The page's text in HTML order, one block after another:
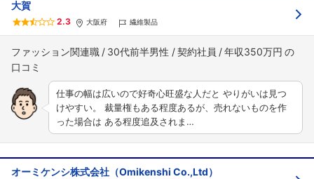
大賀
2.3 大阪府 繊維製品
ファッション関連職 30代前半男性 契約社員 年収350万円
仕事の幅は広いので好奇心旺盛な人だと やりがいは見つ
けやすい。 裁量権もある程度あるが、売れないものを作
った場合は ある程度追及されま…
オーミケンシ株式会社（Omikenshi Co.,Ltd）